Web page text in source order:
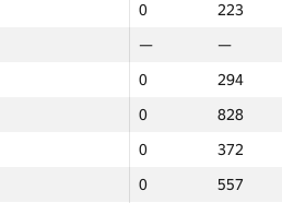
0
223
—
—
0
294
0
828
0
372
0
557
0
223
—
—
0
294
0
828
0
372
0
557